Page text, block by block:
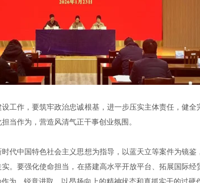
工作，要筑牢政治忠诚根基，进一步压实主体责任，健全
当作为，营造风清气正干事创业氛围。
代中国特色社会主义思想为指导，以蓝天立等案件为镜鉴
。要强化使命担当，在搭建高水平开放平台、拓展国际经